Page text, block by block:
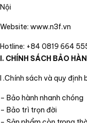
Nội
Website: www.n3f.vn
Hotline: +84 0819 664
I. CHÍNH SÁCH BẢO
I .Chính sách và quy định
– Bảo hành nhanh chóng
– Bảo trì trọn đời